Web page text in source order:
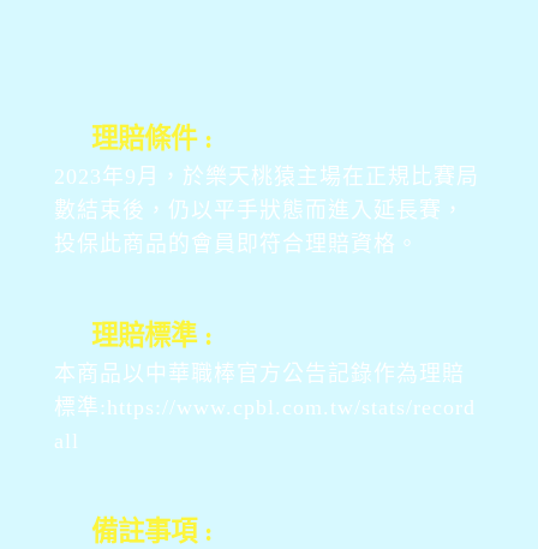
理賠條件 :
2023年9月，於樂天桃猿主場在正規比賽局
數結束後，仍以平手狀態而進入延長賽，
投保此商品的會員即符合理賠資格。
理賠標準 :
本商品以中華職棒官方公告記錄作為理賠
標準:https://www.cpbl.com.tw/stats/record
all
備註事項 :